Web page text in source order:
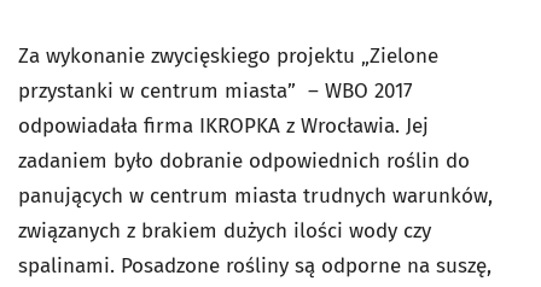
Za wykonanie zwycięskiego projektu „Zielone
przystanki w centrum miasta” – WBO 2017
odpowiadała firma IKROPKA z Wrocławia. Jej
zadaniem było dobranie odpowiednich roślin do
panujących w centrum miasta trudnych warunków,
związanych z brakiem dużych ilości wody czy
spalinami. Posadzone rośliny są odporne na suszę,